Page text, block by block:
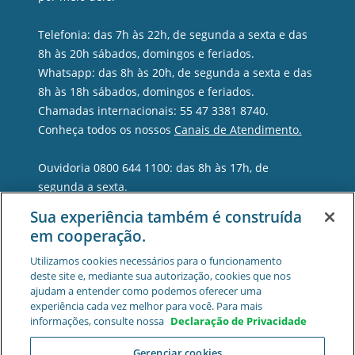
Telefonia: das 7h às 22h, de segunda a sexta e das
8h às 20h sábados, domingos e feriados.
Whatsapp: das 8h às 20h, de segunda a sexta e das
8h às 18h sábados, domingos e feriados.
Chamadas internacionais: 55 47 3381 8740.
Conheça todos os nossos Canais de Atendimento.
Ouvidoria 0800 644 1100: das 8h às 17h, de
segunda a sexta.
Sua experiência também é construída
em cooperação.
Utilizamos cookies necessários para o funcionamento
deste site e, mediante sua autorização, cookies que nos
ajudam a entender como podemos oferecer uma
experiência cada vez melhor para você. Para mais
informações, consulte nossa Declaração de Privacidade